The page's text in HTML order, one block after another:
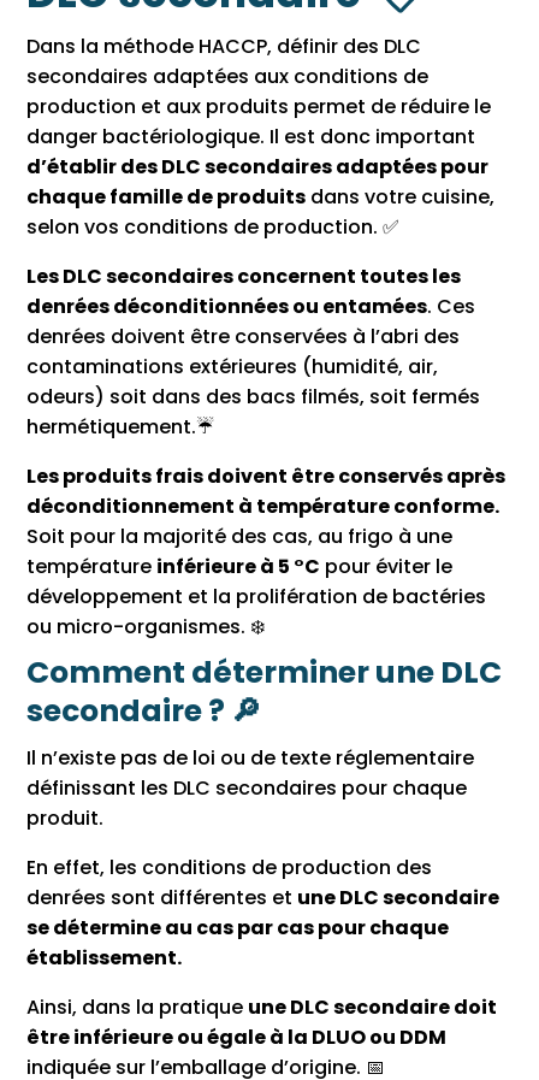
Dans la méthode HACCP, définir des DLC
secondaires adaptées aux conditions de
production et aux produits permet de réduire le
danger bactériologique. Il est donc important
d’établir des DLC secondaires adaptées pour
chaque famille de produits dans votre cuisine,
selon vos conditions de production. ✅
Les DLC secondaires concernent toutes les
denrées déconditionnées ou entamées. Ces
denrées doivent être conservées à l’abri des
contaminations extérieures (humidité, air,
odeurs) soit dans des bacs filmés, soit fermés
hermétiquement.☔
Les produits frais doivent être conservés après
déconditionnement à température conforme.
Soit pour la majorité des cas, au frigo à une
température inférieure à 5 °C pour éviter le
développement et la prolifération de bactéries
ou micro-organismes. ❄️
Comment déterminer une DLC
secondaire ? 🔎
Il n’existe pas de loi ou de texte réglementaire
définissant les DLC secondaires pour chaque
produit.
En effet, les conditions de production des
denrées sont différentes et une DLC secondaire
se détermine au cas par cas pour chaque
établissement.
Ainsi, dans la pratique une DLC secondaire doit
être inférieure ou égale à la DLUO ou DDM
indiquée sur l’emballage d’origine. 📅